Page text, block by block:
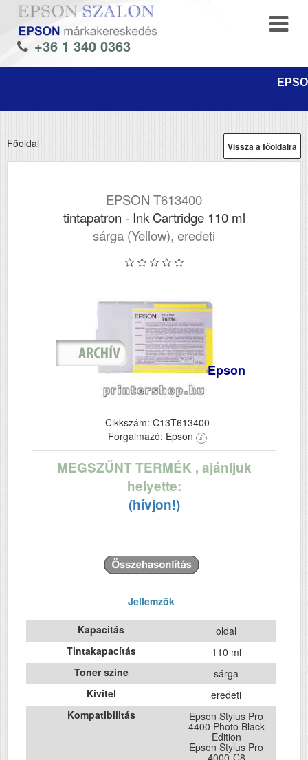
+36 1 340 0363
Vissza a főoldalra
Főoldal
EPSON T613400
tintapatron - Ink Cartridge 110 ml
sárga (Yellow), eredeti
Epson
Cikkszám: C13T613400
Forgalmazó: Epson
MEGSZŰNT TERMÉK , ajánljuk
helyette:
(hívjon!)
Jellemzők
Kapacitás
oldal
Tintakapacítás
110 ml
Toner szine
sárga
Kivitel
eredeti
Kompatibilitás
Epson Stylus Pro
4400 Photo Black
Edition
Epson Stylus Pro
4000-C8